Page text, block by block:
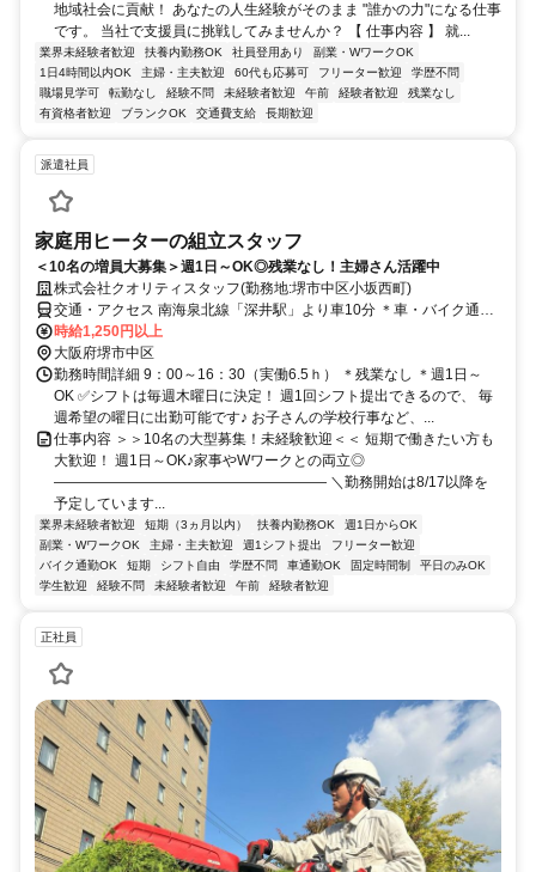
地域社会に貢献！ あなたの人生経験がそのまま "誰かの力"になる仕事
です。 当社で支援員に挑戦してみませんか？ 【 仕事内容 】 就...
業界未経験者歓迎 扶養内勤務OK 社員登用あり
副業・WワークOK
1日4時間以内OK
主婦・主夫歓迎 60代も応募可 フリーター歓迎
学歴不問
職場見学可
転勤なし 経験不問 未経験者歓迎 午前 経験者歓迎
残業なし
有資格者歓迎
ブランクOK 交通費支給 長期歓迎
派遣社員
家庭用ヒーターの組立スタッフ
＜10名の増員大募集＞週1日～OK◎残業なし！主婦さん活躍中
株式会社クオリティスタッフ(勤務地:堺市中区小坂西町)
交通・アクセス 南海泉北線「深井駅」より車10分 ＊車・バイク通勤
OK
時給1,250円以上
大阪府堺市中区
勤務時間詳細 9：00～16：30（実働6.5ｈ） ＊残業なし ＊週1日～
OK ✅シフトは毎週木曜日に決定！ 週1回シフト提出できるので、 毎
週希望の曜日に出勤可能です♪ お子さんの学校行事など、...
仕事内容 ＞＞10名の大型募集！未経験歓迎＜＜ 短期で働きたい方も
大歓迎！ 週1日～OK♪家事やWワークとの両立◎
――――――――――――――――――― ＼勤務開始は8/17以降を
予定しています...
業界未経験者歓迎 短期（3ヵ月以内） 扶養内勤務OK
週1日からOK
副業・WワークOK
主婦・主夫歓迎 週1シフト提出
フリーター歓迎
バイク通勤OK
短期 シフト自由 学歴不問 車通勤OK 固定時間制
平日のみOK
学生歓迎
経験不問 未経験者歓迎 午前 経験者歓迎
正社員